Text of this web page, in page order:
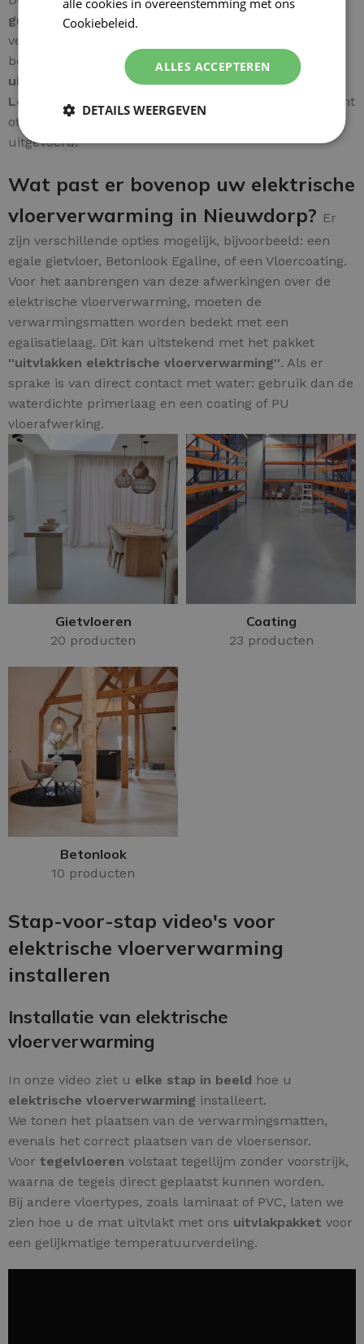
groene/geel draad van de mat
verbonden met de
betrouwbare installatie. Eengebruiksvriendelijke
uitleg
wordt meegeleverd voor extra gebruiksgemak.
Let op:
het aansluiten van elektrische installaties dient
officieel door een
uitgevoerd.
Wat past er bovenop uw elektrische
vloerverwarming in Nieuwdorp? Er
zijn verschillende opties mogelijk, bijvoorbeeld: een
egale gietvloer, Betonlook Egaline, of een Vloercoating.
Voor het aanbrengen van deze afwerkingen over de
elektrische vloerverwarming, moeten de
verwarmingsmatten worden bedekt met een
egalisatielaag. Dit kan uitstekend met het pakket
''uitvlakken elektrische vloerverwarming''. Als er
sprake is van direct contact met water: gebruik dan de
waterdichte primerlaag en een coating of PU
vloerafwerking.
Gietvloeren
20 producten
Coating
23 producten
Betonlook
10 producten
Stap-voor-stap video's voor
elektrische vloerverwarming
installeren
Installatie van elektrische
vloerverwarming
In onze video ziet u elke stap in beeld hoe u
elektrische vloerverwarming installeert.
We tonen het plaatsen van de verwarmingsmatten,
evenals het correct plaatsen van de vloersensor.
Voor tegelvloeren volstaat tegellijm zonder voorstrijk,
waarna de tegels direct geplaatst kunnen worden.
Bij andere vloertypes, zoals laminaat of PVC, laten we
zien hoe u de mat uitvlakt met ons uitvlakpakket voor
een gelijkmatige temperatuurverdeling.
alle cookies in overeenstemming met ons
Cookiebeleid.
ALLES ACCEPTEREN
DETAILS WEERGEVEN